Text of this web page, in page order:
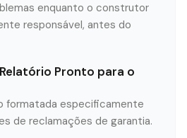
enquanto o construtor
responsável, antes do
Pronto para o
formatada especificamente
de reclamações de garantia.